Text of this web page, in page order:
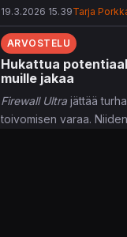
19.3.2026 15.39Tarja
ARVOSTELU
Hukattua
muille jakaa
Firewall Ultra jättää
toivomisen varaa.